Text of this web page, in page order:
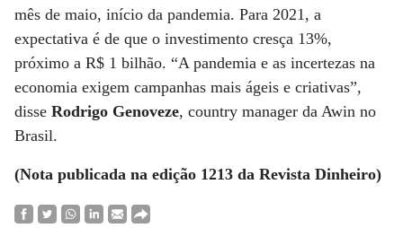
mês de maio, início da pandemia. Para 2021, a
expectativa é de que o investimento cresça 13%,
próximo a R$ 1 bilhão. “A pandemia e as incertezas na
economia exigem campanhas mais ágeis e criativas”,
disse Rodrigo Genoveze, country manager da Awin no
Brasil.
(Nota publicada na edição 1213 da Revista Dinheiro)